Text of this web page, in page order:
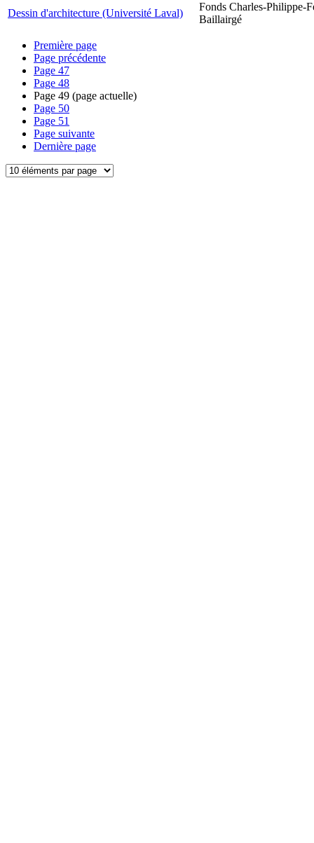
Dessin d'architecture (Université Laval)
Fonds Charles-Philippe-
Baillairgé
Première page
Page précédente
Page 47
Page 48
Page 49 (page actuelle)
Page 50
Page 51
Page suivante
Dernière page